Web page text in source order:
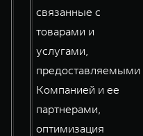
связанные с
товарами и
услугами,
предоставляемыми
Компанией и ее
партнерами,
оптимизация